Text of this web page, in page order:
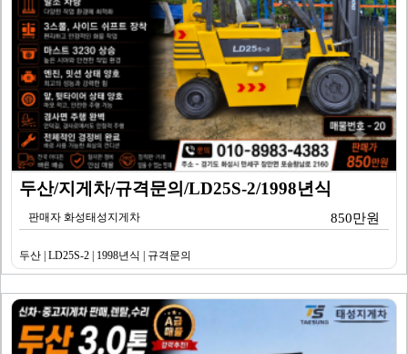
두산/지게차/규격문의/LD25S-2/1998년식
판매자 화성태성지게차 850만원
두산 | LD25S-2 | 1998년식 | 규격문의